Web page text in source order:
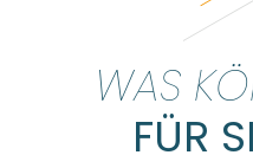
WAS
FÜR